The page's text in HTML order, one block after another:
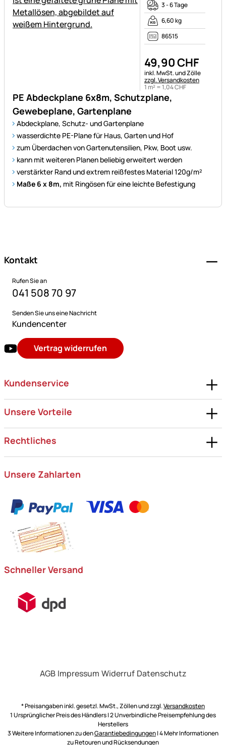
PE Abdeckplane 6x8m, Schutzplane,
Gewebeplane, Gartenplane
Abdeckplane, Schutz- und Gartenplane
wasserdichte PE-Plane für Haus, Garten und Hof
zum Überdachen von Gartenutensilien, Pkw, Boot usw.
kann mit weiteren Planen beliebig erweitert werden
verstärkter Rand und extrem reißfestes Material 120g/m²
Maße 6 x 8m, mit Ringösen für eine leichte Befestigung
3 - 6 Tage
6,60 kg
86515
49,90CHF
Steuerhinweis:
inkl. MwSt. und Zölle
zzgl. Versandkosten
1 m² =1,04CHF
Kontakt
Rufen Sie an
041 508 70 97
Senden Sie uns eine Nachricht
Kundencenter
Vertrag widerrufen
Kundenservice
Unsere Vorteile
Rechtliches
Unsere Zahlarten
Schneller Versand
AGB Impressum Widerruf Datenschutz
* Preisangaben inkl. gesetzl. MwSt., Zöllen und zzgl.Versandkosten
1 Ursprünglicher Preis des Händlers | 2 Unverbindliche Preisempfehlung des
Herstellers
3 Weitere Informationen zu denGarantiebedingungen| 4 Mehr Informationen
zuRetouren und Rücksendungen